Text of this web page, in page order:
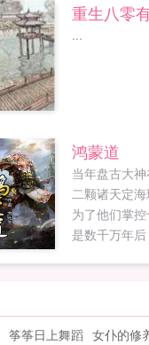
重生八零
...
鸿蒙道
当年盘古大
二颗诸天定
为了他们掌
是数千万年
越过来的两
练魔武技能的
筝筝日上舞蹈 女仆的修